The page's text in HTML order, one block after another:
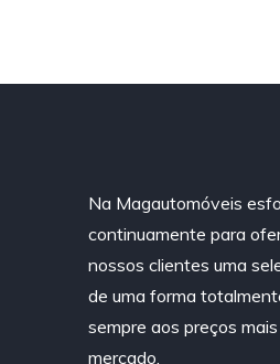
Na Magautomóveis
continuamente para
nossos clientes uma
de uma forma
sempre aos preços
mercado.